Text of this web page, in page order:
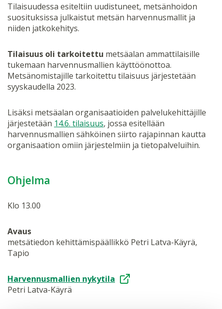
Tilaisuudessa esiteltiin uudistuneet, metsänhoidon
suosituksissa julkaistut metsän harvennusmallit ja
niiden jatkokehitys.
Tilaisuus oli tarkoitettu metsäalan ammattilaisille
tukemaan harvennusmallien käyttöönottoa.
Metsänomistajille tarkoitettu tilaisuus järjestetään
syyskaudella 2023.
Lisäksi metsäalan organisaatioiden palvelukehittäjille
järjestetään 14.6. tilaisuus, jossa esitellään
harvennusmallien sähköinen siirto rajapinnan kautta
organisaation omiin järjestelmiin ja tietopalveluihin.
Ohjelma
Klo 13.00
Avaus
metsätiedon kehittämispäällikkö Petri Latva-Käyrä,
Tapio
Harvennusmallien nykytila
Petri Latva-Käyrä